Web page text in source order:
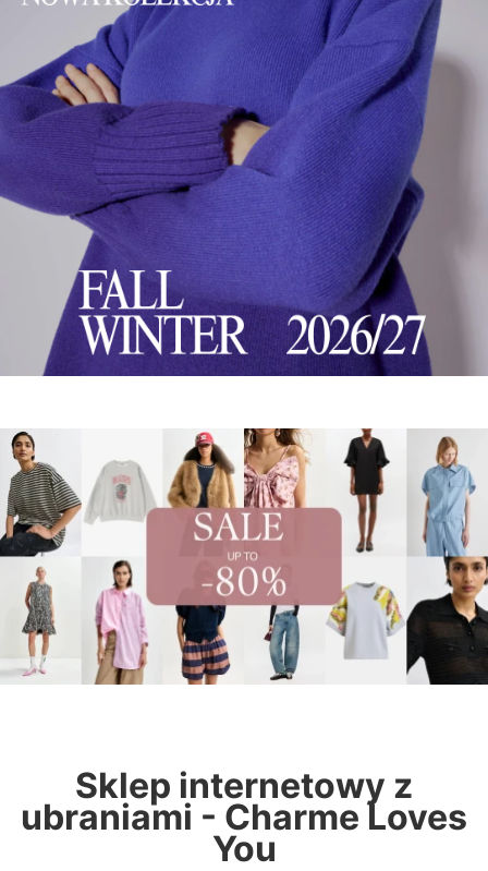
Sklep internetowy z
ubraniami - Charme Loves
You